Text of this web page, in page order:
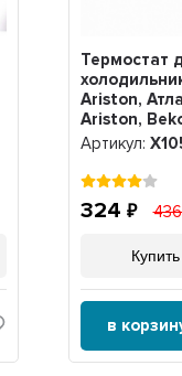
Термостат
Ariston,
Ariston,
P1272,
Артикул:
324
в